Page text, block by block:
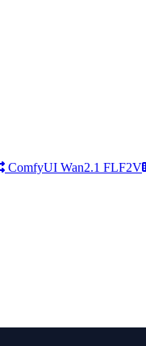
ComfyUI Wan2.1 FLF2V